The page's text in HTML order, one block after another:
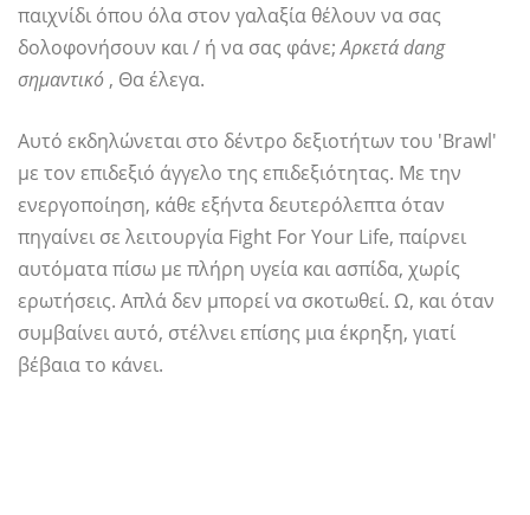
παιχνίδι όπου όλα στον γαλαξία θέλουν να σας
δολοφονήσουν και / ή να σας φάνε;Αρκετά dang
σημαντικό , Θα έλεγα.
Αυτό εκδηλώνεται στο δέντρο δεξιοτήτων του 'Brawl'
με τον επιδεξιό άγγελο της επιδεξιότητας. Με την
ενεργοποίηση, κάθε εξήντα δευτερόλεπτα όταν
πηγαίνει σε λειτουργία Fight For Your Life, παίρνει
αυτόματα πίσω με πλήρη υγεία και ασπίδα, χωρίς
ερωτήσεις. Απλά δεν μπορεί να σκοτωθεί. Ω, και όταν
συμβαίνει αυτό, στέλνει επίσης μια έκρηξη, γιατί
βέβαια το κάνει.